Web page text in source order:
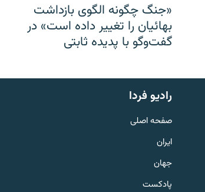
English
به ما بپیوندید
«جنگ چگونه الگوی بازداشت
بهائیان را تغییر داده است» در
گفت‌وگو با پدیده ثابتی
رادیو فردا
صفحه اصلی
ایران
جهان
پادکست